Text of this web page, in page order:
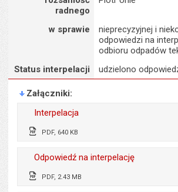
radnego
w sprawie
nieprecyzyjnej i
odpowiedzi na
odbioru odpadów
Status interpelacji
udzielono
Załączniki
Interpelacja
PDF, 640 KB
Wytworzył:
Data wytworzenia:
Odpowiedź na interpelację
PDF, 2.43 MB